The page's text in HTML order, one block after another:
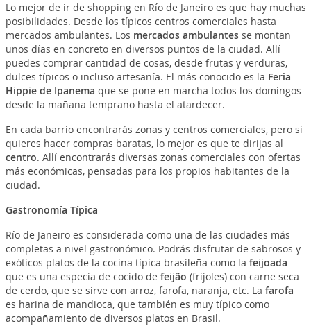
Lo mejor de ir de shopping en Río de Janeiro es que hay muchas
posibilidades. Desde los típicos centros comerciales hasta
mercados ambulantes. Los mercados ambulantesse montan
unos días en concreto en diversos puntos de la ciudad. Allí
puedes comprar cantidad de cosas, desde frutas y verduras,
dulces típicos o incluso artesanía. El más conocido es la Feria
Hippie de Ipanema que se pone en marcha todos los domingos
desde la mañana temprano hasta el atardecer.
En cada barrio encontrarás zonas y centros comerciales, pero si
quieres hacer compras baratas, lo mejor es que te dirijas al
centro. Allí encontrarás diversas zonas comerciales con ofertas
más económicas, pensadas para los propios habitantes de la
ciudad.
Gastronomía Típica
Río de Janeiro es considerada como una de las ciudades más
completas a nivel gastronómico. Podrás disfrutar de sabrosos y
exóticos platos de la cocina típica brasileña como la feijoada
que es una especia de cocido de feijão (frijoles) con carne seca
de cerdo, que se sirve con arroz, farofa, naranja, etc. La farofa
es harina de mandioca, que también es muy típico como
acompañamiento de diversos platos en Brasil.